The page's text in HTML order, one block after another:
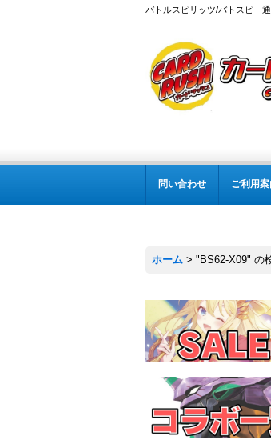
バトルスピリッツ/バトスピ 通
問い合わせ ご利用
ホーム > "BS62-X09" の